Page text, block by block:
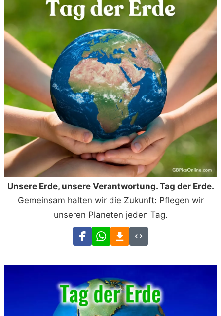
Unsere Erde, unsere Verantwortung. Tag der Erde.
Gemeinsam halten wir die Zukunft: Pflegen wir
unseren Planeten jeden Tag.